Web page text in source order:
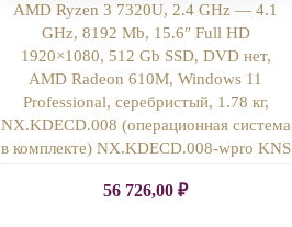
AMD Ryzen 3 7320U, 2.4 GHz — 4.1
GHz, 8192 Mb, 15.6″ Full HD
1920×1080, 512 Gb SSD, DVD нет,
AMD Radeon 610M, Windows 11
Professional, серебристый, 1.78 кг,
NX.KDECD.008 (операционная система
в комплекте) NX.KDECD.008-wpro KNS
56 726,00₽